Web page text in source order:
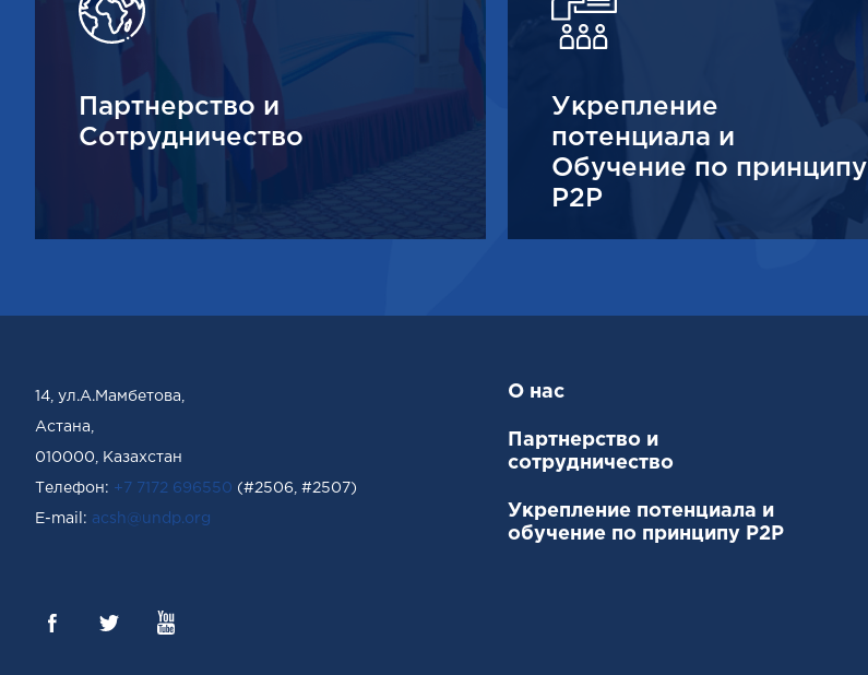
Партнерство и
Сотрудничество
Укрепление
потенциала и
Обучение по принципу
P2P
14, ул.А.Мамбетова,
Астана,
010000, Казахстан
Телефон: +7 7172 696550 (#2506, #2507)
Е-mail: acsh@undp.org
О нас
Партнерство и
сотрудничество
Укрепление потенциала и
обучение по принципу P2P